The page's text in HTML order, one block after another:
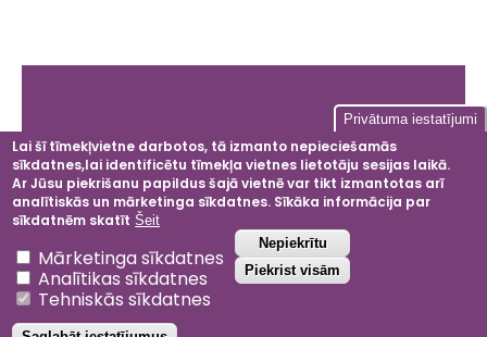
izvēlne
Facebook
Instagram
LinkedIn
2024 © Dobeles ceriņi
Privātuma politika
Noteikumi un nosacījumi
Privātuma iestatījumi
Lai šī tīmekļvietne darbotos, tā izmanto nepieciešamās
sīkdatnes,lai identificētu tīmekļa vietnes lietotāju sesijas laikā.
Ar Jūsu piekrišanu papildus šajā vietnē var tikt izmantotas arī
analītiskās un mārketinga sīkdatnes. Sīkāka informācija par
sīkdatnēm skatīt Šeit
Mārketinga sīkdatnes
Analītikas sīkdatnes
Tehniskās sīkdatnes
Nepiekrītu
Piekrist visām
Atsaukt piekrišanu